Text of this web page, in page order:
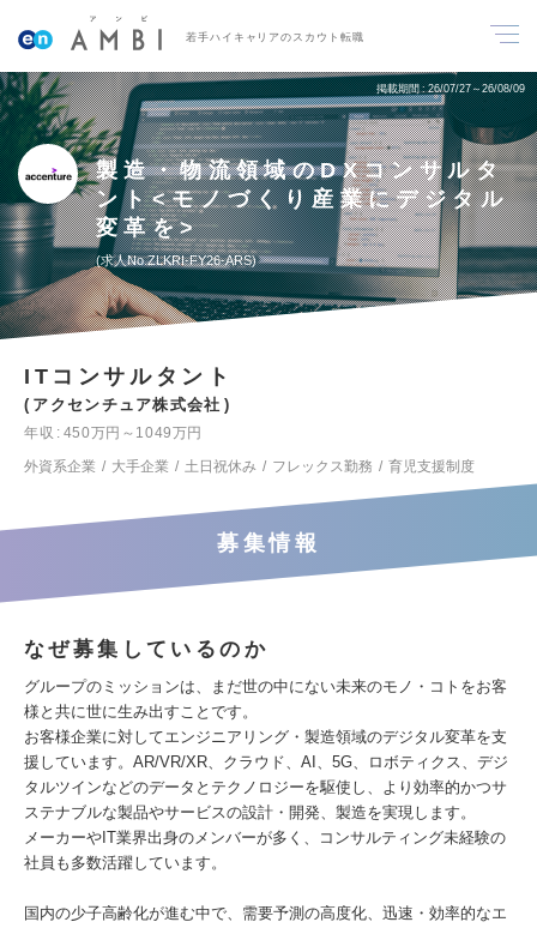
若手ハイキャリアのスカウト転職
掲載期間 26/07/27～26/08/09
製造・物流領域のDXコンサルタ
ント<モノづくり産業にデジタル
変革を>
求人No.ZLKRI-FY26-ARS
ITコンサルタント
アクセンチュア株式会社
年収
450万円～1049万円
外資系企業
大手企業 土日祝休み フレックス勤務 育児支援制度
募集情報
なぜ募集しているのか
グループのミッションは、まだ世の中にない未来のモノ・コトをお客
様と共に世に生み出すことです。
お客様企業に対してエンジニアリング・製造領域のデジタル変革を支
援しています。AR/VR/XR、クラウド、AI、5G、ロボティクス、デジ
タルツインなどのデータとテクノロジーを駆使し、より効率的かつサ
ステナブルな製品やサービスの設計・開発、製造を実現します。
メーカーやIT業界出身のメンバーが多く、コンサルティング未経験の
社員も多数活躍しています。
国内の少子高齢化が進む中で、需要予測の高度化、迅速・効率的なエ